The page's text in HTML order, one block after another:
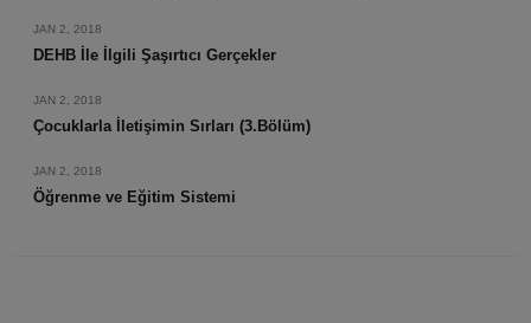
JAN 2, 2018
DEHB İle İlgili Şaşırtıcı Gerçekler
JAN 2, 2018
Çocuklarla İletişimin Sırları (3.Bölüm)
JAN 2, 2018
Öğrenme ve Eğitim Sistemi